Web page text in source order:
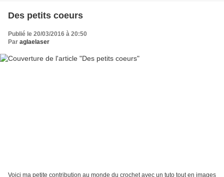
Des petits coeurs
Publié le 20/03/2016 à 20:50
Par aglaelaser
Voici ma petite contribution au monde du crochet avec un tuto tout en images